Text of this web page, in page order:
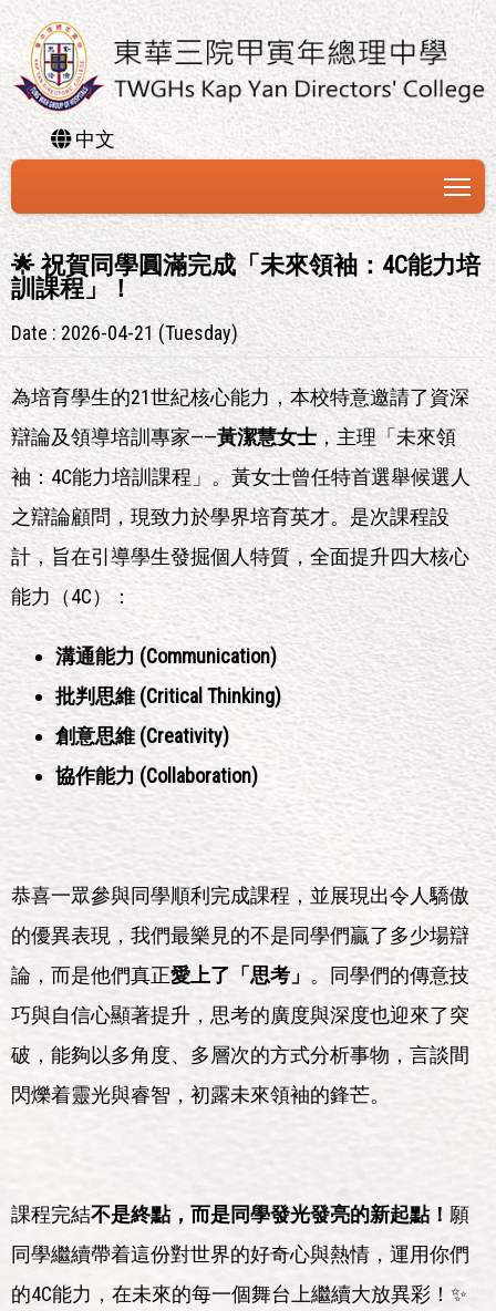
中文
🌟 祝賀同學圓滿完成「未來領袖：4C能力培
訓課程」！
Date : 2026-04-21 (Tuesday)
為培育學生的21世紀核心能力，本校特意邀請了資深
辯論及領導培訓專家——黃潔慧女士，主理「未來領
袖：4C能力培訓課程」。黃女士曾任特首選舉候選人
之辯論顧問，現致力於學界培育英才。是次課程設
計，旨在引導學生發掘個人特質，全面提升四大核心
能力（4C）：
溝通能力 (Communication)
批判思維 (Critical Thinking)
創意思維 (Creativity)
協作能力 (Collaboration)
恭喜一眾參與同學順利完成課程，並展現出令人驕傲
的優異表現，我們最樂見的不是同學們贏了多少場辯
論，而是他們真正愛上了「思考」 。同學們的傳意技
巧與自信心顯著提升，思考的廣度與深度也迎來了突
破，能夠以多角度、多層次的方式分析事物，言談間
閃爍着靈光與睿智，初露未來領袖的鋒芒。
課程完結不是終點，而是同學發光發亮的新起點！ 願
同學繼續帶着這份對世界的好奇心與熱情，運用你們
的4C能力，在未來的每一個舞台上繼續大放異彩！✨